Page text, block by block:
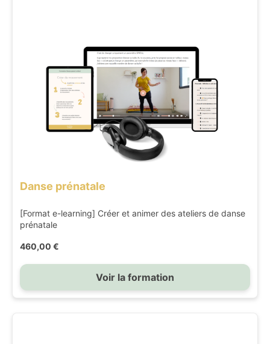
Danse prénatale
[Format e-learning] Créer et animer des ateliers de danse
prénatale
460,00 €
Voir la formation